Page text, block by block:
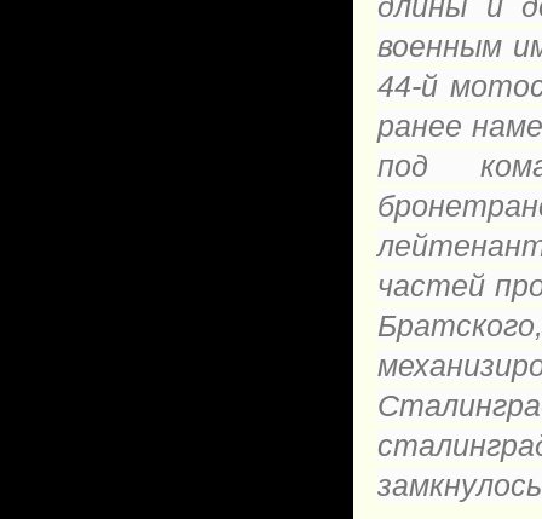
военным
44-й
ранее
под
частей